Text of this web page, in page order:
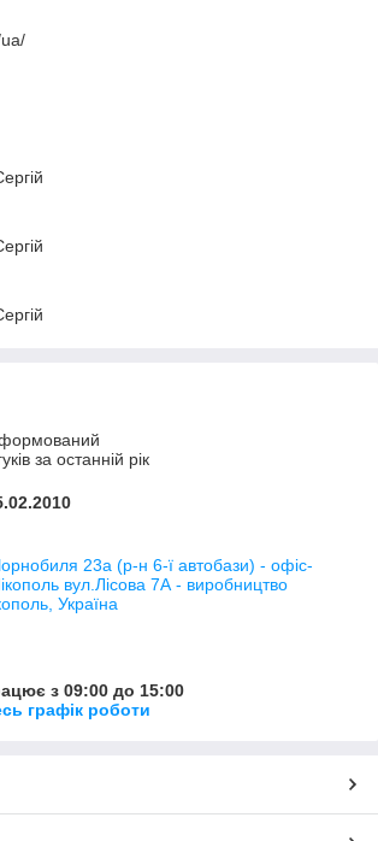
за останній рік
23а (р-н 6-ї автобази) - офіс-
вул.Лісова 7А - виробництво
Україна
з 09:00 до 15:00
графік роботи